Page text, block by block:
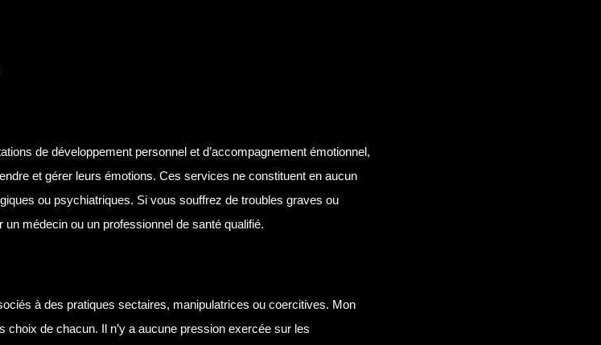
de développement personnel et d’accompagnement émotionnel,
et gérer leurs émotions. Ces services ne constituent en aucun
ou psychiatriques. Si vous souffrez de troubles graves ou
médecin ou un professionnel de santé qualifié.
à des pratiques sectaires, manipulatrices ou coercitives. Mon
choix de chacun. Il n’y a aucune pression exercée sur les